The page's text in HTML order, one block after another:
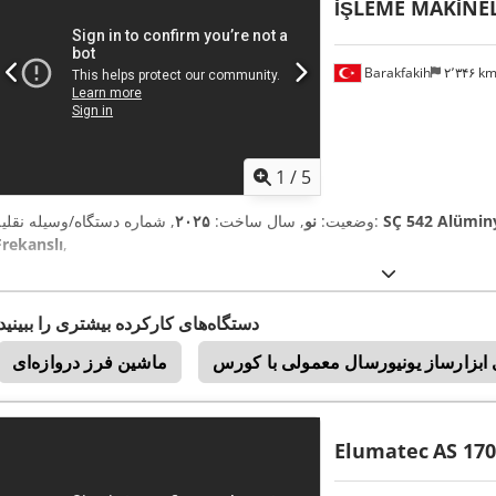
1 / 5
Barakfakih ۲٬۳۴۶ km
İŞLEME
وضعیت: نو, سال ساخت: ۲۰۲۵ , شماره دستگاه/وسیله نقلیه: SÇ 542
,
دستگاه‌های کارکرده بیشتری را
ماشین‌ فرز دروازه‌ای
ElumatecAS 170